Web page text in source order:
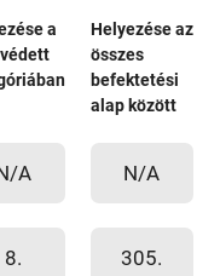
a
Helyezése az
összes
befektetési
alap között
A N/A
8. 305.